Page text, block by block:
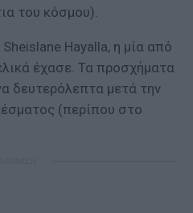
του κόσμου).
Hayalla, η μία από
έχασε. Τα προσχήματα
δευτερόλεπτα μετά την
(περίπου στο